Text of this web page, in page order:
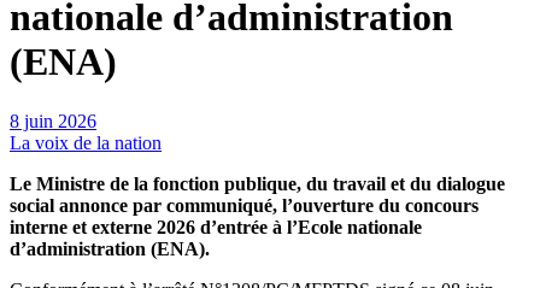
nationale d’administration
(ENA)
8 juin 2026
La voix de la nation
Le Ministre de la fonction publique, du travail et du dialogue
social annonce par communiqué, l’ouverture du concours
interne et externe 2026 d’entrée à l’Ecole nationale
d’administration (ENA).